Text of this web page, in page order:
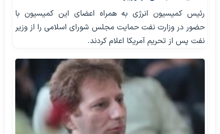
رئیس کمیسیون انرژی به همراه اعضای این کمیسیون با
حضور در وزارت نفت حمایت مجلس شورای اسلامی را از وزیر
نفت پس از تحریم آمریکا اعلام کردند.